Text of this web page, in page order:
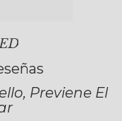
Previene El